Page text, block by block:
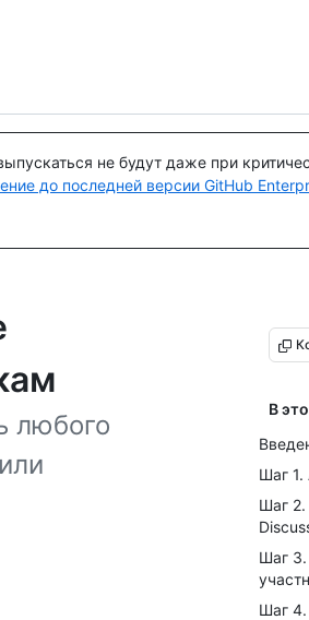
не будут даже при
до последней версии GitHub
любого
В
Шаг 1.
Шаг 2.
Шаг
Шаг